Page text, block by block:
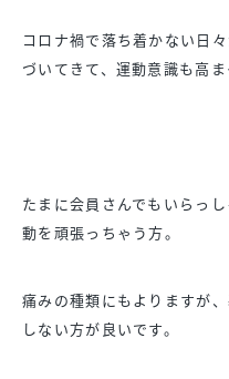
コロナ禍で落ち着かない日
づいてきて、運動意識も高
たまに会員さんでもいらっ
動を頑張っちゃう方。
痛みの種類にもよりますが
しない方が良いです。